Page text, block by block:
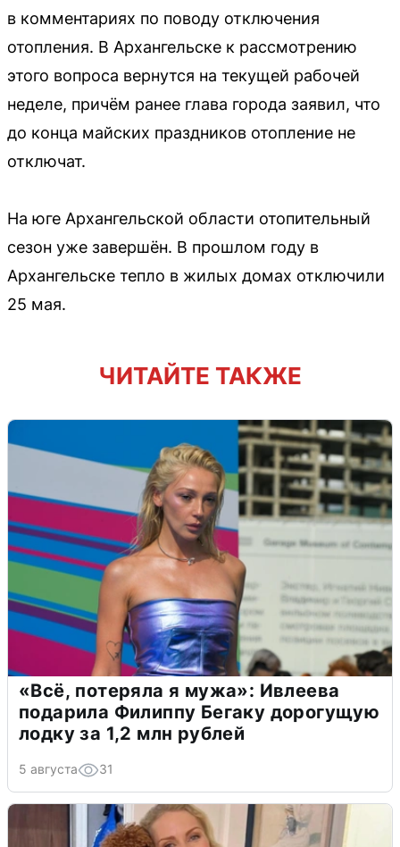
в комментариях по поводу отключения
отопления. В Архангельске к рассмотрению
этого вопроса вернутся на текущей рабочей
неделе, причём ранее глава города заявил, что
до конца майских праздников отопление не
отключат.
На юге Архангельской области отопительный
сезон уже завершён. В прошлом году в
Архангельске тепло в жилых домах отключили
25 мая.
ЧИТАЙТЕ ТАКЖЕ
«Всё, потеряла я мужа»: Ивлеева
подарила Филиппу Бегаку дорогущую
лодку за 1,2 млн рублей
5 августа 31